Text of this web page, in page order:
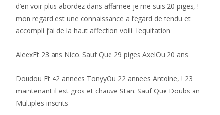
d’en voir plus abordez dans affamee je me suis 20 piges, !
mon regard est une connaissance a l’egard de tendu et
accompli j’ai de la haut affection voili l’equitation
AleexEt 23 ans Nico. Sauf Que 29 piges AxelOu 20 ans
Doudou Et 42 annees TonyyOu 22 annees Antoine, ! 23
maintenant il est gros et chauve Stan. Sauf Que Doubs an
Multiples inscrits